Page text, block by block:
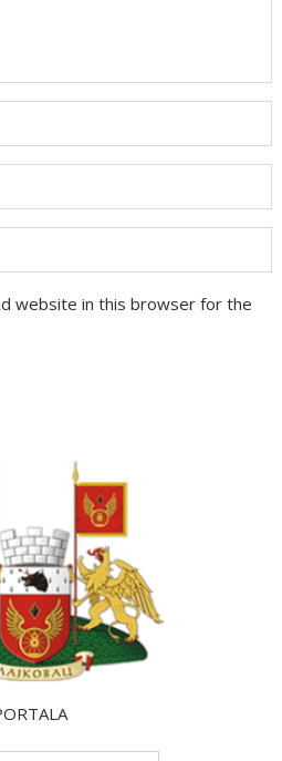
website in this browser for the